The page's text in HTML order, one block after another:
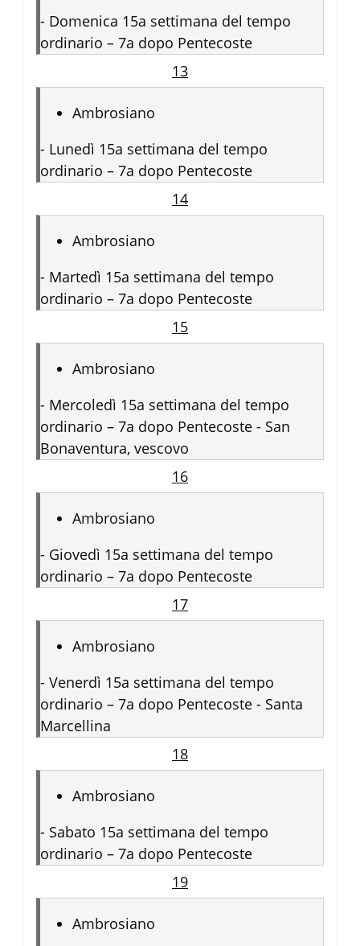
- Domenica 15a settimana del tempo
ordinario – 7a dopo Pentecoste
13
Ambrosiano
- Lunedì 15a settimana del tempo
ordinario – 7a dopo Pentecoste
14
Ambrosiano
- Martedì 15a settimana del tempo
ordinario – 7a dopo Pentecoste
15
Ambrosiano
- Mercoledì 15a settimana del tempo
ordinario – 7a dopo Pentecoste - San
Bonaventura, vescovo
16
Ambrosiano
- Giovedì 15a settimana del tempo
ordinario – 7a dopo Pentecoste
17
Ambrosiano
- Venerdì 15a settimana del tempo
ordinario – 7a dopo Pentecoste - Santa
Marcellina
18
Ambrosiano
- Sabato 15a settimana del tempo
ordinario – 7a dopo Pentecoste
19
Ambrosiano